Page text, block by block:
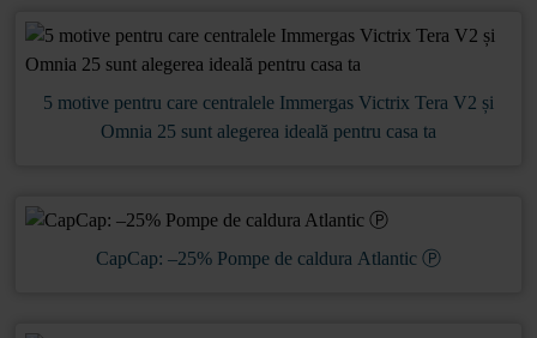
5 motive pentru care centralele Immergas Victrix Tera V2 și
Omnia 25 sunt alegerea ideală pentru casa ta
CapCap: –25% Pompe de caldura Atlantic Ⓟ